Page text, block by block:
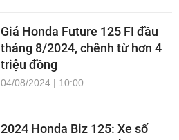
Giá Honda Future 125 FI đầu
tháng 8/2024, chênh từ hơn 4
triệu đồng
04/08/2024 | 10:00
2024 Honda Biz 125: Xe số